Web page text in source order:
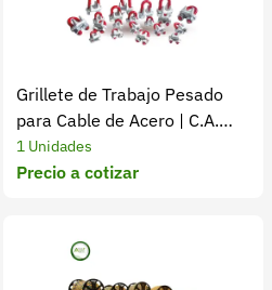
Grillete de Trabajo Pesado
para Cable de Acero | C.A.
Mejía
1 Unidades
Precio a cotizar